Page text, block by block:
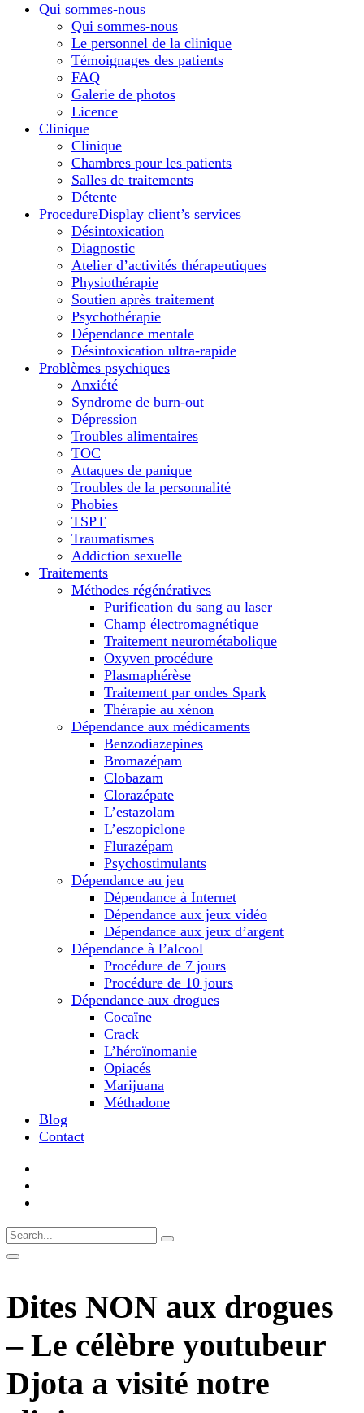
Qui sommes-nous
Qui sommes-nous
Le personnel de la clinique
Témoignages des patients
FAQ
Galerie de photos
Licence
Сlinique
Сlinique
Chambres pour les patients
Salles de traitements
Détente
ProcedureDisplay client’s services
Désintoxication
Diagnostic
Atelier d’activités thérapeutiques
Physiothérapie
Soutien après traitement
Psychothérapie
Dépendance mentale
Désintoxication ultra-rapide
Problèmes psychiques
Anxiété
Syndrome de burn-out
Dépression
Troubles alimentaires
TOC
Attaques de panique
Troubles de la personnalité
Phobies
TSPT
Traumatismes
Addiction sexuelle
Traitements
Méthodes régénératives
Purification du sang au laser
Champ électromagnétique
Traitement neurométabolique
Oxyven procédure
Plasmaphérèse
Traitement par ondes Spark
Thérapie au xénon
Dépendance aux médicaments
Benzodiazepines
Bromazépam
Clobazam
Clorazépate
L’estazolam
L’eszopiclone
Flurazépam
Psychostimulants
Dépendance au jeu
Dépendance à Internet
Dépendance aux jeux vidéo
Dépendance aux jeux d’argent
Dépendance à l’alcool
Procédure de 7 jours
Procédure de 10 jours
Dépendance aux drogues
Cocaïne
Crack
L’héroïnomanie
Opiacés
Marijuana
Méthadone
Blog
Contact
Dites NON aux drogues
– Le célèbre youtubeur
Djota a visité notre